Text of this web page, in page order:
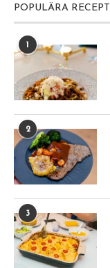
POPULÄRA RECEPT
2
3